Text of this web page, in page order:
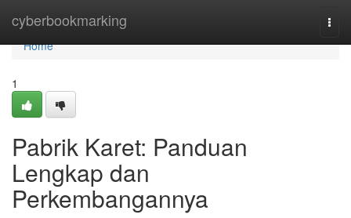
cyberbookmarking
Home
Home
1
Pabrik Karet: Panduan
Lengkap dan
Perkembangannya